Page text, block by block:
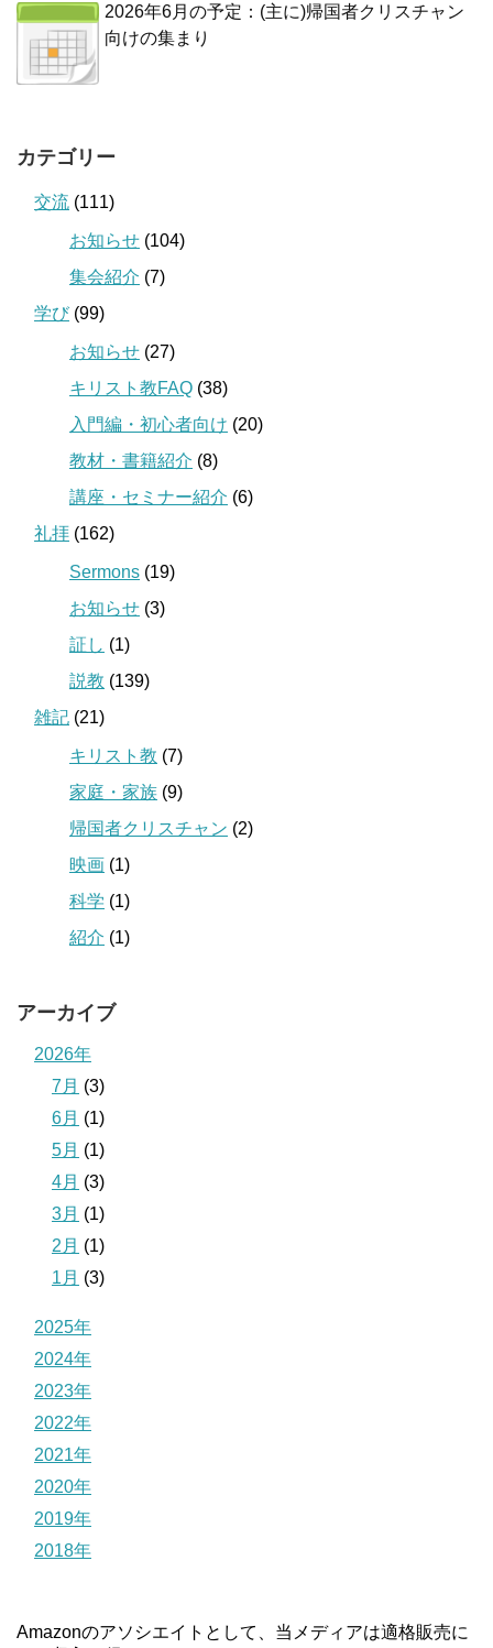
2026年6月の予定：(主に)帰国者クリスチャン
向けの集まり
カテゴリー
交流 (111)
お知らせ (104)
集会紹介 (7)
学び(99)
お知らせ (27)
キリスト教FAQ (38)
入門編・初心者向け (20)
教材・書籍紹介 (8)
講座・セミナー紹介 (6)
礼拝 (162)
Sermons (19)
お知らせ (3)
証し (1)
説教 (139)
雑記 (21)
キリスト教 (7)
家庭・家族 (9)
帰国者クリスチャン (2)
映画 (1)
科学 (1)
紹介 (1)
アーカイブ
2026年
7月 (3)
6月 (1)
5月 (1)
4月 (3)
3月 (1)
2月 (1)
1月 (3)
2025年
2024年
2023年
2022年
2021年
2020年
2019年
2018年
Amazonのアソシエイトとして、当メディアは適格販売に